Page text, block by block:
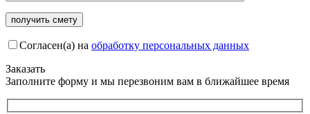
Согласен(а) на обработку персональных данных
Заказать
Заполните форму и мы перезвоним вам в ближайшее время